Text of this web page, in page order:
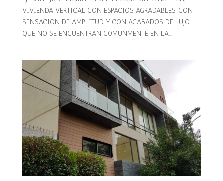
VIVIENDA VERTICAL CON ESPACIOS AGRADABLES, CON
SENSACION DE AMPLITUD Y CON ACABADOS DE LUJO
QUE NO SE ENCUENTRAN COMUNMENTE EN LA...